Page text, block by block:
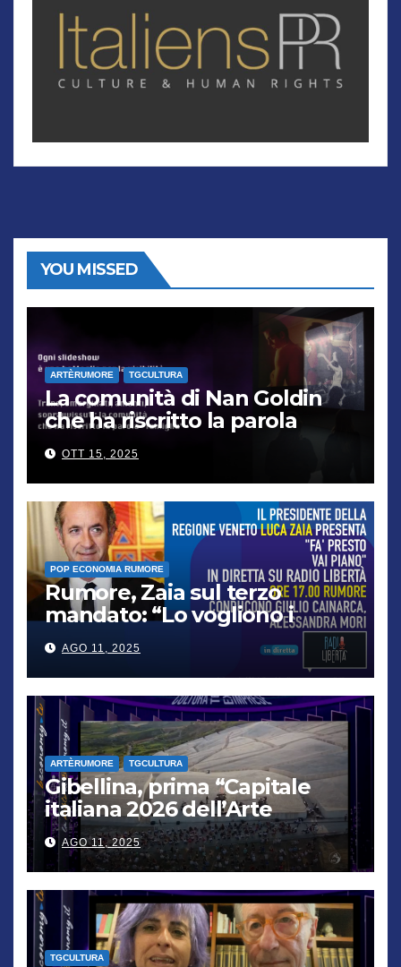
YOU MISSED
ARTÈRUMORE TGCULTURA
La comunità di Nan Goldin
che ha riscritto la parola
“famiglia”
OTT 15, 2025
POP ECONOMIA RUMORE
Rumore, Zaia sul terzo
mandato: “Lo vogliono i
cittadini, chi non lo capisce
verrà punito”
AGO 11, 2025
ARTÈRUMORE TGCULTURA
Gibellina, prima “Capitale
italiana 2026 dell’Arte
contemporanea”
AGO 11, 2025
TGCULTURA